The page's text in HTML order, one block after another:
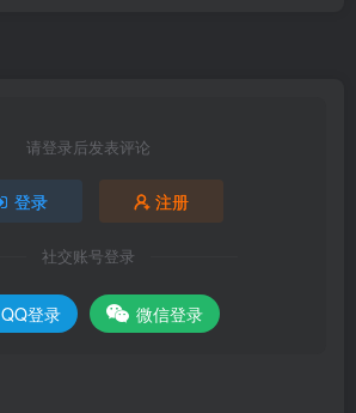
请登录后发表评论
登录 注册
社交账号登录
QQ登录 微信登录